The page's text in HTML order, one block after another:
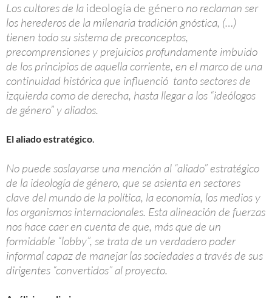
Los cultores de la ideología de género no reclaman ser
los herederos de la milenaria tradición gnóstica, (…)
tienen todo su sistema de preconceptos,
precomprensiones y prejuicios profundamente imbuido
de los principios de aquella corriente, en el marco de una
continuidad histórica que influenció tanto sectores de
izquierda como de derecha, hasta llegar a los “ideólogos
de género” y aliados.
El aliado estratégico.
No puede soslayarse una mención al “aliado” estratégico
de la ideología de género, que se asienta en sectores
clave del mundo de la política, la economía, los medios y
los organismos internacionales. Esta alineación de fuerzas
nos hace caer en cuenta de que, más que de un
formidable “lobby”, se trata de un verdadero poder
informal capaz de manejar las sociedades a través de sus
dirigentes “convertidos” al proyecto.